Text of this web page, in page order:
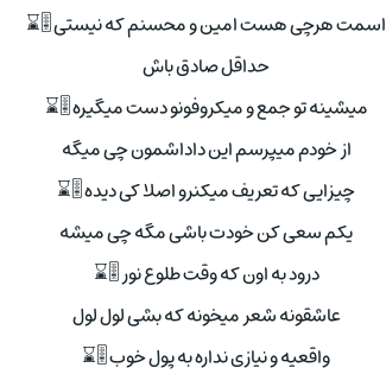
اسمت هرچی هست امین و محسنم که نیستی 🎚⌛
حداقل صادق باش
میشینه تو جمع و میکروفونو دست میگیره 🎚⌛
از خودم میپرسم این داداشمون چی میگه
چیزایی که تعریف میکنرو اصلا کی دیده 🎚⌛
یکم سعی کن خودت باشی مگه چی میشه
درود به اون که وقت طلوع نور 🎚⌛
عاشقونه شعر میخونه که بشی لول لول
واقعیه و نیازی نداره به پول خوب 🎚⌛